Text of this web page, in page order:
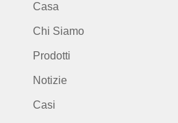
Casa
Chi Siamo
Prodotti
Notizie
Casi